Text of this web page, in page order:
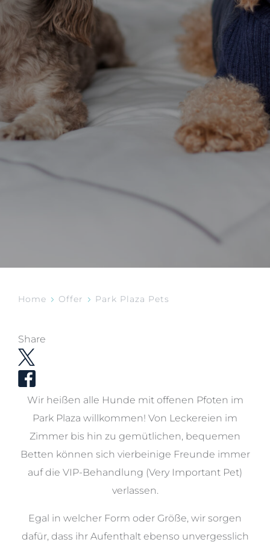
Home Offer Park Plaza Pets
Share
Wir heißen alle Hunde mit offenen Pfoten im
Park Plaza willkommen! Von Leckereien im
Zimmer bis hin zu gemütlichen, bequemen
Betten können sich vierbeinige Freunde immer
auf die VIP-Behandlung (Very Important Pet)
verlassen.
Egal in welcher Form oder Größe, wir sorgen
dafür, dass ihr Aufenthalt ebenso unvergesslich